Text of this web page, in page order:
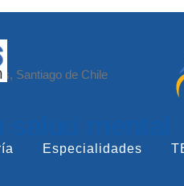
Santiago de Chile
mental
Especialidades